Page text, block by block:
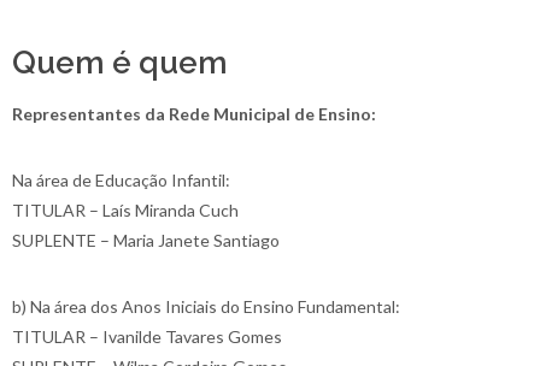
Quem é quem
Representantes da Rede Municipal de Ensino:
Na área de Educação Infantil:
TITULAR – Laís Miranda Cuch
SUPLENTE – Maria Janete Santiago
b) Na área dos Anos Iniciais do Ensino Fundamental:
TITULAR – Ivanilde Tavares Gomes